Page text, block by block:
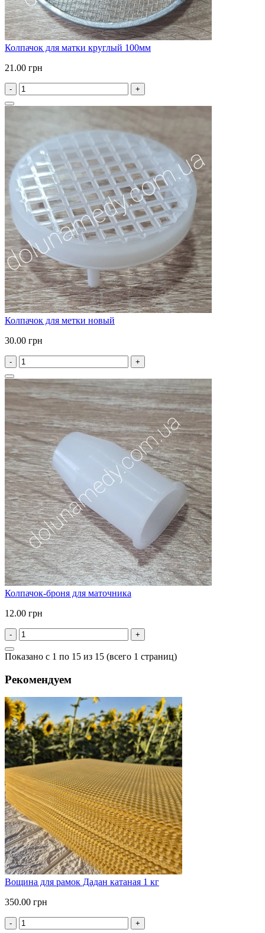
Колпачок для матки круглый 100мм
21.00 грн
- +
Колпачок для метки новый
30.00 грн
- +
Колпачок-броня для маточника
12.00 грн
- +
Показано с 1 по 15 из 15 (всего 1 страниц)
Рекомендуем
Вощина для рамок Дадан катаная 1 кг
350.00 грн
- +